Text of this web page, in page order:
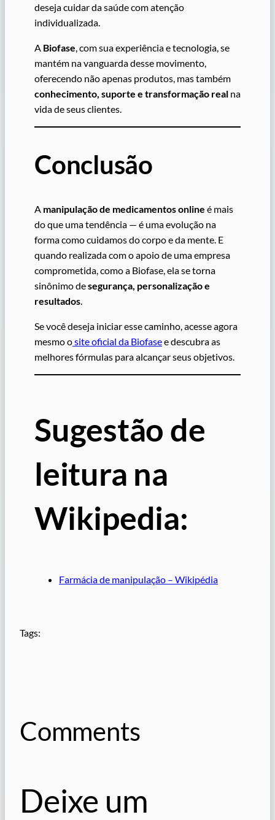
deseja cuidar da saúde com atenção
individualizada.
A Biofase, com sua experiência e tecnologia, se
mantém na vanguarda desse movimento,
oferecendo não apenas produtos, mas também
conhecimento, suporte e transformação real na
vida de seus clientes.
Conclusão
A manipulação de medicamentos online é mais
do que uma tendência — é uma evolução na
forma como cuidamos do corpo e da mente. E
quando realizada com o apoio de uma empresa
comprometida, como a Biofase, ela se torna
sinônimo desegurança, personalização e
resultados.
Se você deseja iniciar esse caminho, acesse agora
mesmo osite oficial da Biofasee descubra as
melhores fórmulas para alcançar seus objetivos.
Sugestão de
leitura na
Wikipedia:
Farmácia de manipulação – Wikipédia
Tags:
Comments
Deixe um